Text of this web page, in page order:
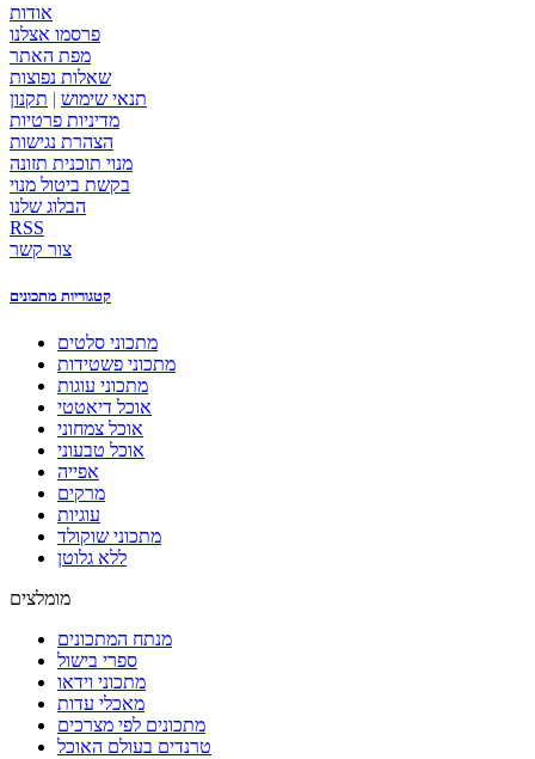
אודות
פרסמו אצלנו
מפת האתר
שאלות נפוצות
תנאי שימוש | תקנון
מדיניות פרטיות
הצהרת נגישות
מנוי תוכנית תזונה
בקשת ביטול מנוי
הבלוג שלנו
RSS
צור קשר
קטגוריות מתכונים
מתכוני סלטים
מתכוני פשטידות
מתכוני עוגות
אוכל דיאטטי
אוכל צמחוני
אוכל טבעוני
אפייה
מרקים
עוגיות
מתכוני שוקולד
ללא גלוטן
מומלצים
מנתח המתכונים
ספרי בישול
מתכוני וידאו
מאכלי עדות
מתכונים לפי מצרכים
טרנדים בעולם האוכל